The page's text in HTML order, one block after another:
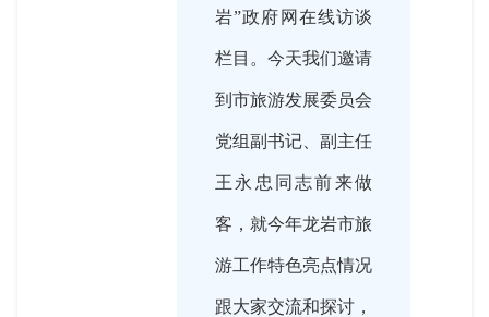
岩”政府网在线访谈
栏目。今天我们邀请
到市旅游发展委员会
党组副书记、副主任
王永忠同志前来做
客，就今年龙岩市旅
游工作特色亮点情况
跟大家交流和探讨，